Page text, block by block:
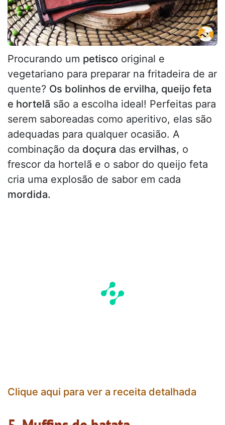
Procurando um petisco original e
vegetariano para preparar na fritadeira de ar
quente? Os bolinhos de ervilha, queijo feta
e hortelã são a escolha ideal! Perfeitas para
serem saboreadas como aperitivo, elas são
adequadas para qualquer ocasião. A
combinação da doçura das ervilhas, o
frescor da hortelã e o sabor do queijo feta
cria uma explosão de sabor em cada
mordida.
Clique aqui para ver a receita detalhada